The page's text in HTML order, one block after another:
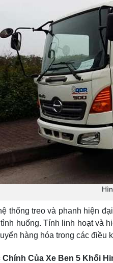
thống treo và phanh hiện
tình huống. Tính linh hoạt và
hàng hóa trong các điều
Chính Của Xe Ben 5 Khối